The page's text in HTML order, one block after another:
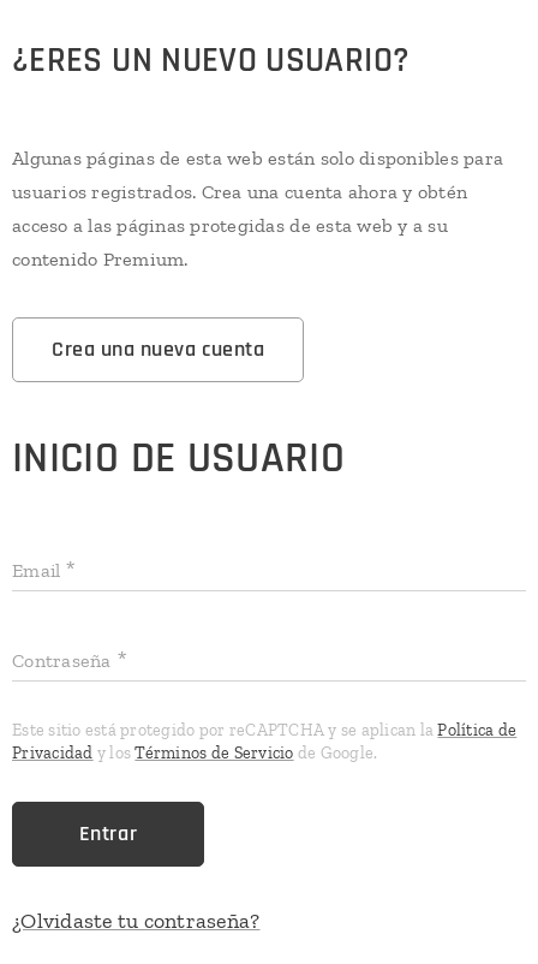
¿ERES UN NUEVO USUARIO?
Algunas páginas de esta web están solo disponibles para
usuarios registrados. Crea una cuenta ahora y obtén
acceso a las páginas protegidas de esta web y a su
contenido Premium.
Crea una nueva cuenta
INICIO DE USUARIO
Email
Contraseña
Este sitio está protegido por reCAPTCHA y se aplican laPolítica de
Privacidad y losTérminos de Servicio de Google.
Entrar
¿Olvidaste tu contraseña?